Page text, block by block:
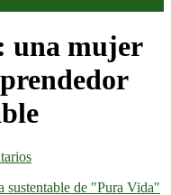
una mujer